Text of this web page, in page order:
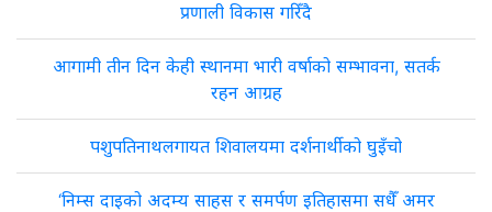
प्रणाली विकास गरिँदै
आगामी तीन दिन केही स्थानमा भारी वर्षाको सम्भावना, सतर्क
रहन आग्रह
पशुपतिनाथलगायत शिवालयमा दर्शनार्थीको घुइँचो
‘निम्स दाइको अदम्य साहस र समर्पण इतिहासमा सधैँ अमर